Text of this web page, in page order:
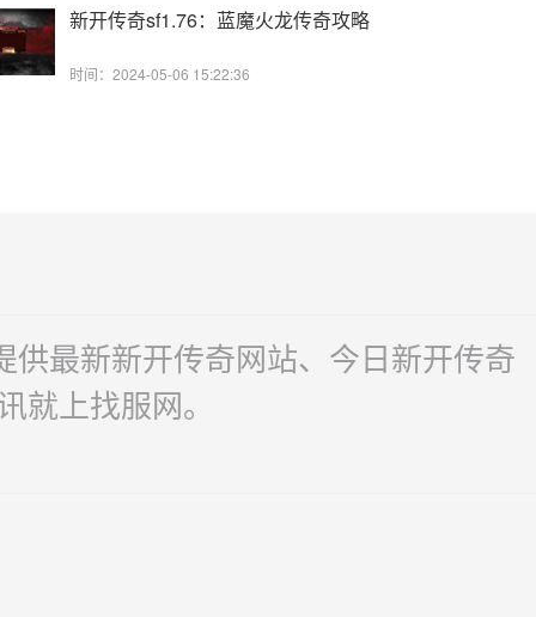
新开传奇sf1.76：蓝魔火龙传奇攻略
时间：2024-05-06 15:22:36
最新新开传奇网站、今日新开传奇
上找服网。